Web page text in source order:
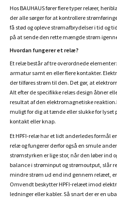
Hos BAUHAUS fører flere typer relæer,
der alle sørger for at kontrollere
få stød og opleve strømafbrydelser i tid og
på at sende den rette mængde strøm
Hvordan fungerer et relæ?
Et relæ består af tre overordnede
armatur samt en eller flere kontakter.
der tilføres strøm til den. Det gør, at
Alt efter de specifikke relæs design åbner
resultat af den elektromagnetiske
muligt for dig at tænde eller slukke for lyset
kontakt eller knap.
Et HPFI-relæ har et lidt anderledes formål
relæ og fungerer derfor også en smule
strømstyrken er lige stor, når den løber ind
balance i strøminput og strømoutput, slår
mindre strøm ud end ind gennem relæet,
Omvendt beskytter HPFI-relæet imod
ledninger eller kabler. Så snart der er en